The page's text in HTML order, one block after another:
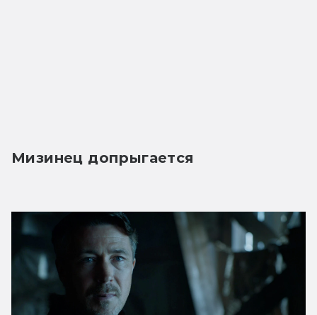
Мизинец допрыгается